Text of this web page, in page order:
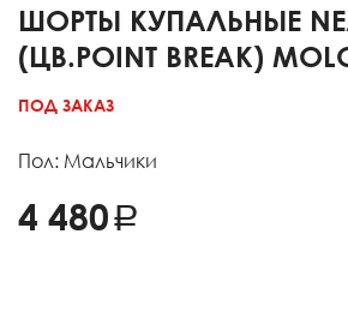
ШОРТЫ КУПАЛЬНЫЕ
(ЦВ.POINT BREAK)
ПОД ЗАКАЗ
Пол: Мальчики
4 480